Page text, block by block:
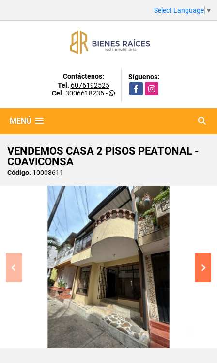
Select Language ▼
Contáctenos:
Tel. 6076192525
Cel. 3006618236-
Síguenos:
FacebookInstagram
MENÚ
VENDEMOS CASA 2 PISOS PEATONAL -
COAVICONSA
Código. 10008611